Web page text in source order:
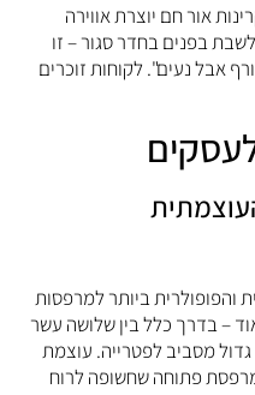
אור חם יוצרת אווירה
בפנים בחדר סגור – זו
נעים". לקוחות זוכרים
ביותר למרפסות
בדרך כלל בין שלושה עשר
מסביב לפטרייה. עוצמת
פתוחה שחשופה לרוח